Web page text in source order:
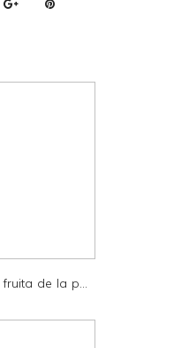
de la p...